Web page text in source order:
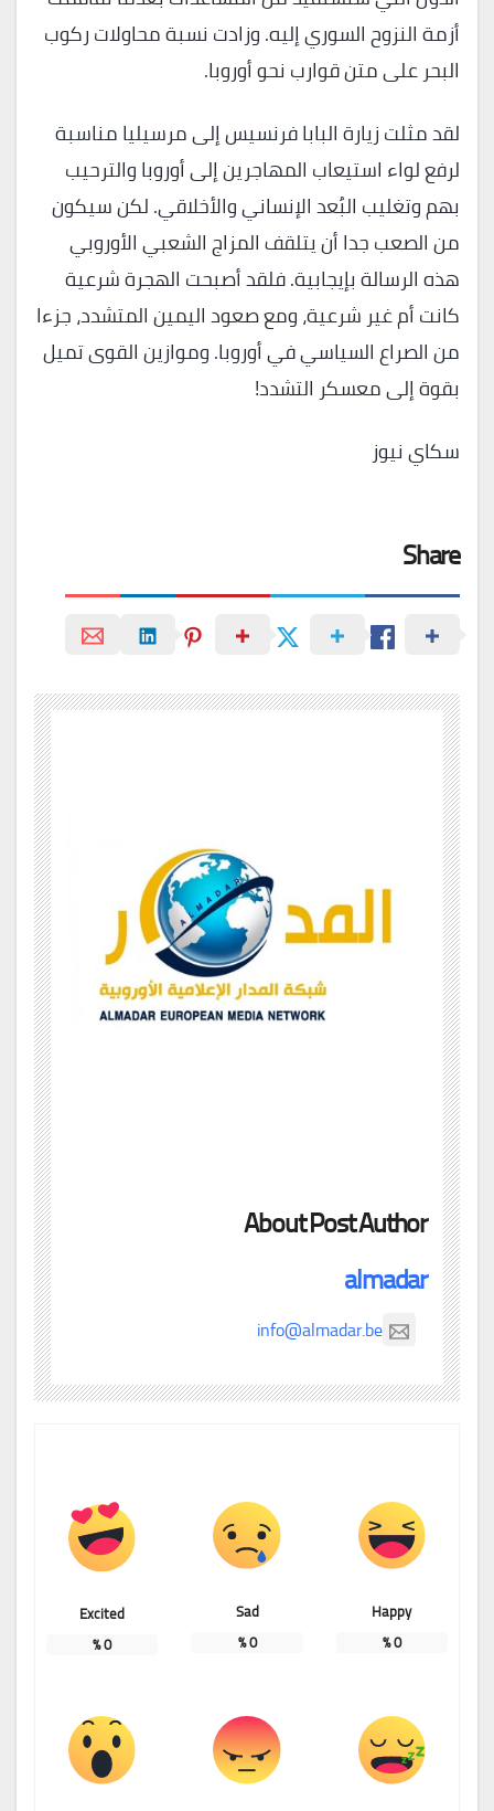
أزمة النزوح السوري إليه. وزادت نسبة محاولات ركوب
البحر على متن قوارب نحو أوروبا.
لقد مثلت زيارة البابا فرنسيس إلى مرسيليا مناسبة
لرفع لواء استيعاب المهاجرين إلى أوروبا والترحيب
بهم وتغليب البُعد الإنساني والأخلاقي. لكن سيكون
من الصعب جدا أن يتلقف المزاج الشعبي الأوروبي
هذه الرسالة بإيجابية. فلقد أصبحت الهجرة شرعية
كانت أم غير شرعية، ومع صعود اليمين المتشدد، جزءا
من الصراع السياسي في أوروبا. وموازين القوى تميل
بقوة إلى معسكر التشدد!
سكاي نيوز
Share
About Post Author
almadar
info@almadar.be
Happy
0
%
Sad
0
%
Excited
0
%